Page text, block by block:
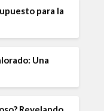
para la
Una